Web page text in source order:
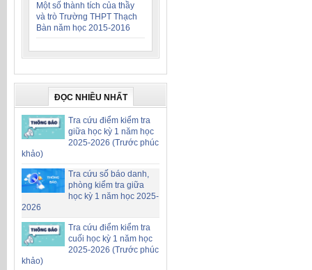
Một số thành tích của thầy
và trò Trường THPT Thạch
Bàn năm học 2015-2016
ĐỌC NHIỀU NHẤT
Tra cứu điểm kiểm tra
giữa học kỳ 1 năm học
2025-2026 (Trước phúc
khảo)
Tra cứu số báo danh,
phòng kiểm tra giữa
học kỳ 1 năm học 2025-
2026
Tra cứu điểm kiểm tra
cuối học kỳ 1 năm học
2025-2026 (Trước phúc
khảo)